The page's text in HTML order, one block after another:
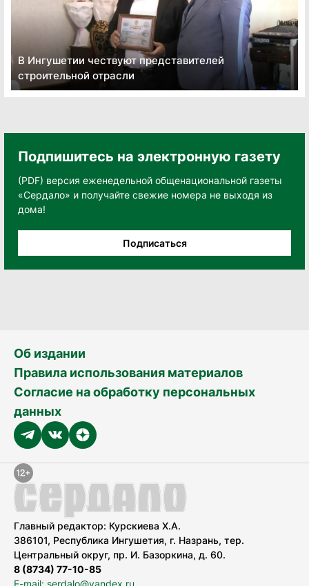
В Ингушетии чествуют представителей
строительной отрасли
Подпишитесь на электронную газету
(PDF) версия еженедельной общенациональной газеты
«Сердало» и получайте свежие номера не выходя из
дома!
Подписаться
Об издании
Правила использования материалов
Согласие на обработку персональных
данных
Главный редактор: Курскиева Х.А.
386101, Республика Ингушетия, г. Назрань, тер.
Центральный округ, пр. И. Базоркина, д. 60.
8 (8734) 77-10-85
E-mail: serdalo@yandex.ru